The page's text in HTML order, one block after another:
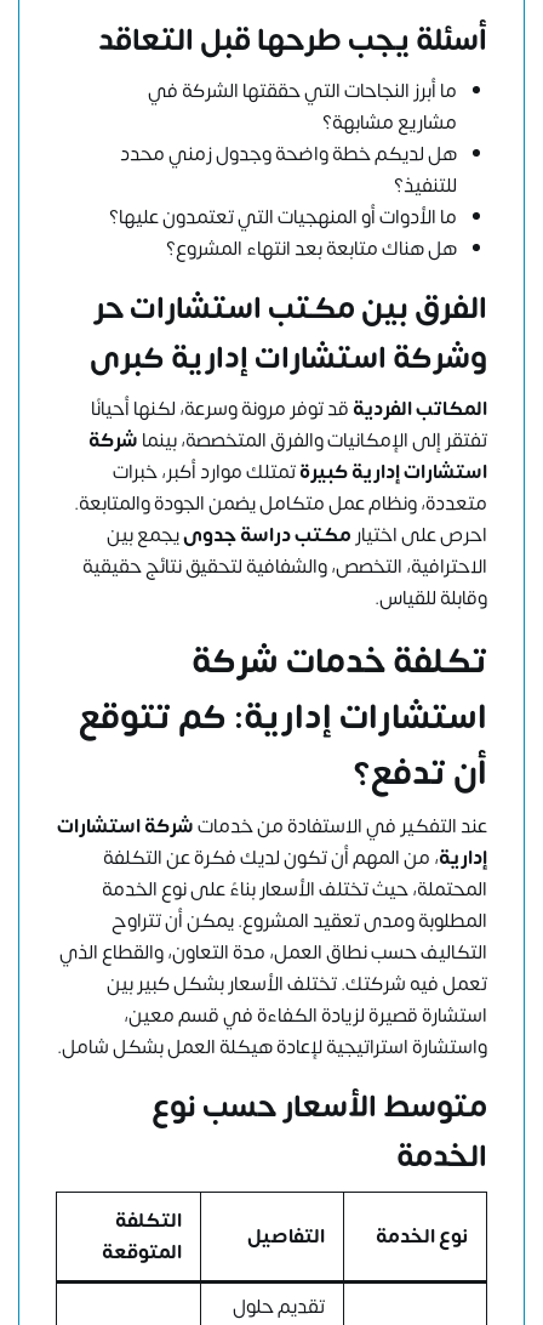
أسئلة يجب طرحها قبل التعاقد
ما أبرز النجاحات التي حققتها الشركة في
مشاريع مشابهة؟
هل لديكم خطة واضحة وجدول زمني محدد
للتنفيذ؟
ما الأدوات أو المنهجيات التي تعتمدون عليها؟
هل هناك متابعة بعد انتهاء المشروع؟
الفرق بين مكتب استشارات حر
وشركة استشارات إدارية كبرى
المكاتب الفرديةقد توفر مرونة وسرعة، لكنها أحيانًا
تفتقر إلى الإمكانيات والفرق المتخصصة، بينماشركة
استشارات إدارية كبيرةتمتلك موارد أكبر، خبرات
متعددة، ونظام عمل متكامل يضمن الجودة والمتابعة.
احرص على اختيار مكتب دراسة جدوىيجمع بين
الاحترافية، التخصص، والشفافية لتحقيق نتائج حقيقية
وقابلة للقياس.
تكلفة خدمات شركة
استشارات إدارية: كم تتوقع
أن تدفع؟
عند التفكير في الاستفادة من خدماتشركة استشارات
إدارية، من المهم أن تكون لديك فكرة عن التكلفة
المحتملة، حيث تختلف الأسعار بناءً على نوع الخدمة
المطلوبة ومدى تعقيد المشروع. يمكن أن تتراوح
التكاليف حسب نطاق العمل، مدة التعاون، والقطاع الذي
تعمل فيه شركتك. تختلف الأسعار بشكل كبير بين
استشارة قصيرة لزيادة الكفاءة في قسم معين،
واستشارة استراتيجية لإعادة هيكلة العمل بشكل شامل.
متوسط الأسعار حسب نوع
الخدمة
نوع الخدمة التفاصيل
التكلفة
المتوقعة
تقديم حلول